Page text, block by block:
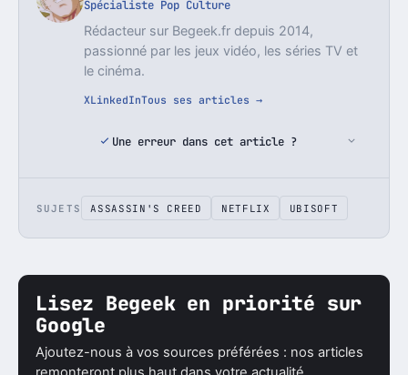
Spécialiste Pop Culture
Rédacteur sur Begeek.fr depuis 2014,
passionné par les jeux vidéo, les séries TV et
le cinéma.
XLinkedInTous ses articles →
Une erreur dans cet article ?
SUJETS ASSASSIN'S CREED NETFLIX UBISOFT
Lisez Begeek en priorité sur
Google
Ajoutez-nous à vos sources préférées : nos articles